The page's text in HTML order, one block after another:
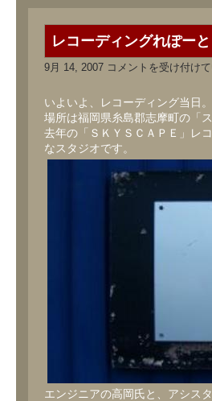
レコーディングれぽー
9月 14, 2007 レ
デ
ン
グ
れ
ぽ
と
コメントを受け付け
いよいよ、レコーディング当日。
場所は福岡県糸島郡志摩町の「
去年の「ＳＫＹＳＣＡＰＥ」レ
なスタジオです。
エンジニアの高岡氏と、アシス